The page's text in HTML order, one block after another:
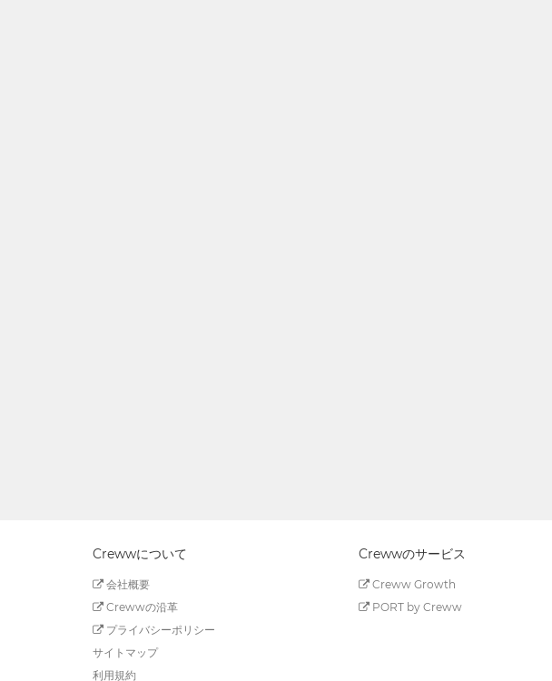
Crewwについて
会社概要
Crewwの沿革
プライバシーポリシー
サイトマップ
利用規約
Crewwのサービス
Creww Growth
PORT by Creww